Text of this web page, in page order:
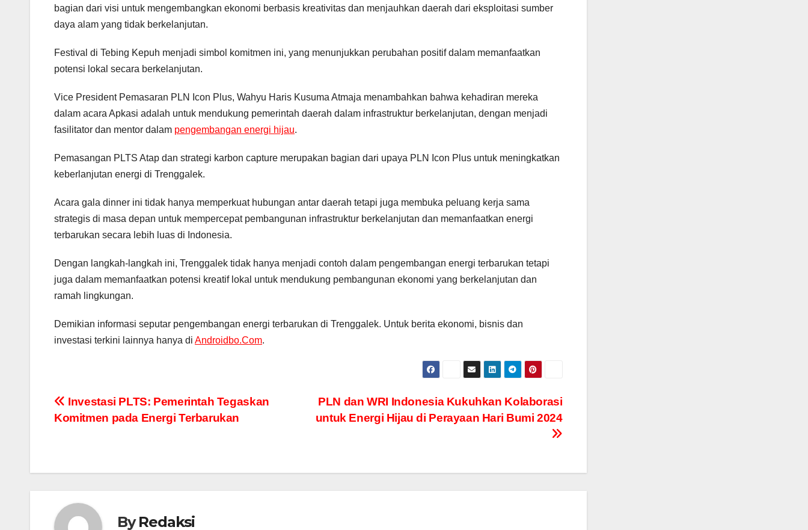
bagian dari visi untuk mengembangkan ekonomi berbasis kreativitas dan menjauhkan daerah dari eksploitasi sumber
daya alam yang tidak berkelanjutan.
Festival di Tebing Kepuh menjadi simbol komitmen ini, yang menunjukkan perubahan positif dalam memanfaatkan
potensi lokal secara berkelanjutan.
Vice President Pemasaran PLN Icon Plus, Wahyu Haris Kusuma Atmaja menambahkan bahwa kehadiran mereka
dalam acara Apkasi adalah untuk mendukung pemerintah daerah dalam infrastruktur berkelanjutan, dengan menjadi
fasilitator dan mentor dalam pengembangan energi hijau.
Pemasangan PLTS Atap dan strategi karbon capture merupakan bagian dari upaya PLN Icon Plus untuk meningkatkan
keberlanjutan energi di Trenggalek.
Acara gala dinner ini tidak hanya memperkuat hubungan antar daerah tetapi juga membuka peluang kerja sama
strategis di masa depan untuk mempercepat pembangunan infrastruktur berkelanjutan dan memanfaatkan energi
terbarukan secara lebih luas di Indonesia.
Dengan langkah-langkah ini, Trenggalek tidak hanya menjadi contoh dalam pengembangan energi terbarukan tetapi
juga dalam memanfaatkan potensi kreatif lokal untuk mendukung pembangunan ekonomi yang berkelanjutan dan
ramah lingkungan.
Demikian informasi seputar pengembangan energi terbarukan di Trenggalek. Untuk berita ekonomi, bisnis dan
investasi terkini lainnya hanya di Androidbo.Com.
Navigasi
PLN dan WRI Indonesia Kukuhkan Kolaborasi
untuk Energi Hijau di Perayaan Hari Bumi 2024
Investasi PLTS: Pemerintah Tegaskan
Komitmen pada Energi Terbarukan
ByRedaksi